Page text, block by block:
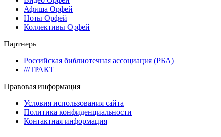
Афиша Орфей
Ноты Орфей
Коллективы Орфей
Партнеры
Российская библиотечная ассоциация (РБА)
///ТРАКТ
Правовая информация
Условия использования сайта
Политика конфиденциальности
Контактная информация